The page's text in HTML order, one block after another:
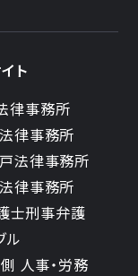
ト
律事務所
律事務所
法律事務所
律事務所
士刑事弁護
ル
人事・労務